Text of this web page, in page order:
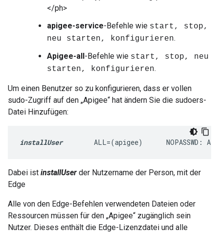
</ph>
apigee-service-Befehle wie start, stop,
neu starten, konfigurieren.
Apigee-all-Befehle wie start, stop, neu
starten, konfigurieren.
Um einen Benutzer so zu konfigurieren, dass er vollen
sudo-Zugriff auf den „Apigee“ hat ändern Sie die sudoers-
Datei Hinzufügen:
installUser
        ALL=(apigee)      NOPASSWD: ALL
Dabei ist installUser der Nutzername der Person, mit der
Edge
Alle von den Edge-Befehlen verwendeten Dateien oder
Ressourcen müssen für den „Apigee“ zugänglich sein
Nutzer. Dieses enthält die Edge-Lizenzdatei und alle